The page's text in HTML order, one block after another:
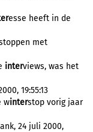
esse heeft in de
met
interviews, was het
19:55:13
winterstop vorig jaar
24 juli 2000,